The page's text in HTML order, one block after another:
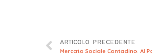
ARTICOLO PRECEDENTE
Mercato Sociale Contadino. Al